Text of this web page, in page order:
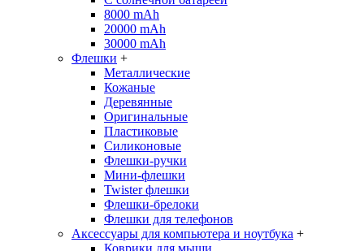
8000 mAh
20000 mAh
30000 mAh
Флешки +
Металлические
Кожаные
Деревянные
Оригинальные
Пластиковые
Силиконовые
Флешки-ручки
Мини-флешки
Twister флешки
Флешки-брелоки
Флешки для телефонов
Аксессуары для компьютера и ноутбука +
Коврики для мыши